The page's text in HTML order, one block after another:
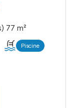
Maison 3 pièce(s) 2 chambre(s) 77 m²
Piscine